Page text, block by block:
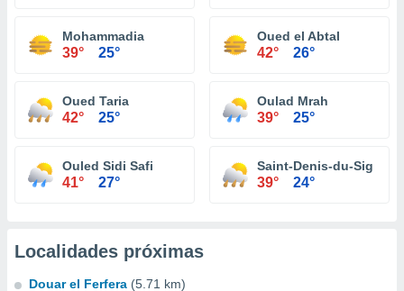
Mohammadia
39° 25°
Oued el Abtal
42° 26°
Oued Taria
42° 25°
Oulad Mrah
39° 25°
Ouled Sidi Safi
41° 27°
Saint-Denis-du-Sig
39° 24°
Localidades próximas
Douar el Ferfera (5.71 km)